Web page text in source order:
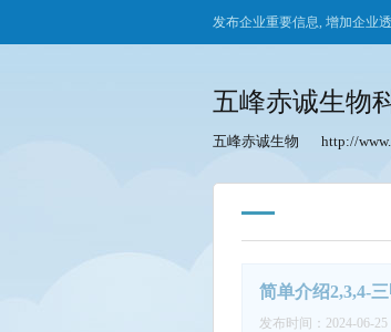
发布企业重要信息, 增加企业
五峰赤诚生物
五峰赤诚生物 http://
简单介绍2,3,4-
发布时间：2024-06-25